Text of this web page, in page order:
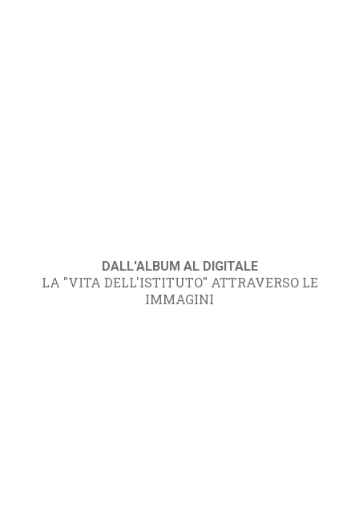
DALL'ALBUM AL DIGITALE
LA "VITA DELL'ISTITUTO" ATTRAVERSO LE
IMMAGINI